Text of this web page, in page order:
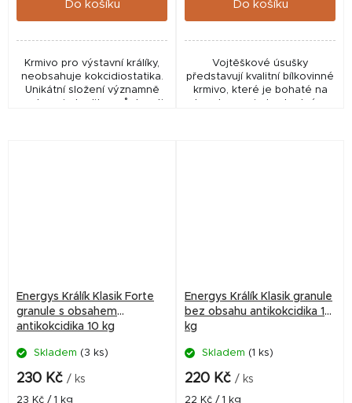
Do košíku
Krmivo pro výstavní králíky,
neobsahuje kokcidiostatika.
Unikátní složení významně
Do košíku
Vojtěškové úsušky
představují kvalitní bílkovinné
krmivo, které je bohaté na
Energys Králík Klasik Forte
granule s obsahem
antikokcidika 10 kg
Skladem (3 ks)
230 Kč / ks
Měrná
23 Kč / 1 kg
Energys Králík Klasik granule
bez obsahu antikokcidika 10
kg
Skladem (1 ks)
220 Kč / ks
Měrná
22 Kč / 1 kg